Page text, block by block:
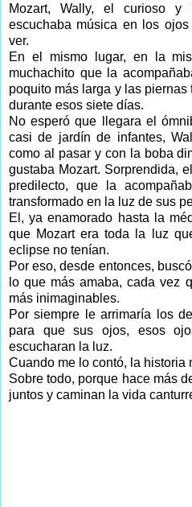
Mozart, Wally, el curioso y
escuchaba música en los
ver.
En el mismo lugar, en la
muchachito que la
poquito más larga y las
durante esos siete días.
No esperó que llegara el
casi de jardín de infantes,
como al pasar y con la boba
gustaba Mozart. Sorprendida,
predilecto, que la
transformado en la luz de sus
El, ya enamorado hasta la
que Mozart era toda la luz
eclipse no tenían.
Por eso, desde entonces,
lo que más amaba, cada vez
más inimaginables.
Por siempre le arrimaría los
para que sus ojos, esos
escucharan la luz.
Cuando me lo contó, la historia
Sobre todo, porque hace más
juntos y caminan la vida